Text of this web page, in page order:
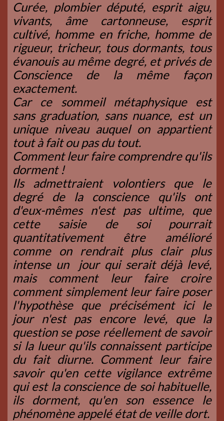
Curée, plombier député, esprit aigu,
vivants, âme cartonneuse, esprit
cultivé, homme en friche, homme de
rigueur, tricheur, tous dormants, tous
évanouis au même degré, et privés de
Conscience de la même façon
exactement.
Car ce sommeil métaphysique est
sans graduation, sans nuance, est un
unique niveau auquel on appartient
tout à fait ou pas du tout.
Comment leur faire comprendre qu'ils
dorment !
Ils admettraient volontiers que le
degré de la conscience qu'ils ont
d'eux-mêmes n'est pas ultime, que
cette saisie de soi pourrait
quantitativement être amélioré
comme on rendrait plus clair plus
intense un jour qui serait déjà levé,
mais comment leur faire croire
comment simplement leur faire poser
l'hypothèse que précisément ici le
jour n'est pas encore levé, que la
question se pose réellement de savoir
si la lueur qu'ils connaissent participe
du fait diurne. Comment leur faire
savoir qu'en cette vigilance extrême
qui est la conscience de soi habituelle,
ils dorment, qu'en son essence le
phénomène appelé état de veille dort.